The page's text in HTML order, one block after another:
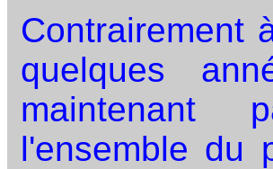
Contrairement
quelques
maintenant
l'ensemble du